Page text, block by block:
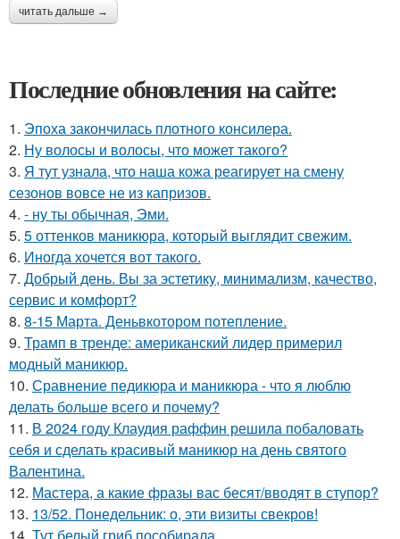
читать дальше →
Последние обновления на сайте:
1. Эпоха закончилась плотного консилера.
2. Ну волосы и волосы, что может такого?
3. Я тут узнала, что наша кожа реагирует на смену
сезонов вовсе не из капризов.
4. - ну ты обычная, Эми.
5. 5 оттенков маникюра, который выглядит свежим.
6. Иногда хочется вот такого.
7. Добрый день. Вы за эстетику, минимализм, качество,
сервис и комфорт?
8. 8-15 Марта. Деньвкотором потепление.
9. Трамп в тренде: американский лидер примерил
модный маникюр.
10. Сравнение педикюра и маникюра - что я люблю
делать больше всего и почему?
11. В 2024 году Клаудия раффин решила побаловать
себя и сделать красивый маникюр на день святого
Валентина.
12. Мастера, а какие фразы вас бесят/вводят в ступор?
13. 13/52. Понедельник: о, эти визиты свекров!